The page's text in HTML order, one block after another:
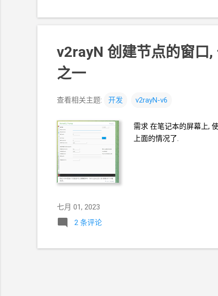
v2rayN 创建节点的窗口
之一
查看相关主题: 开发 v2rayN-v6
需求 在笔记本的屏幕上,
上面的情况了.
七月 01, 2023
2 条评论